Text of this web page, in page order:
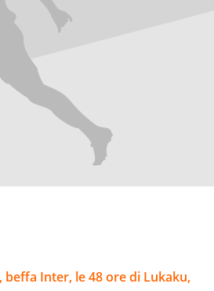
beffa Inter, le 48 ore di Lukaku,